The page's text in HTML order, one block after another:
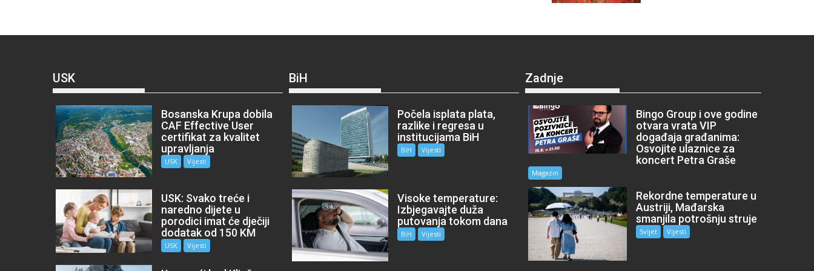
USK
Bosanska Krupa dobila
CAF Effective User
certifikat za kvalitet
upravljanja
USK Vijesti
USK: Svako treće i
naredno dijete u
porodici imat će dječiji
dodatak od 150 KM
USK Vijesti
BiH
Počela isplata plata,
razlike i regresa u
institucijama BiH
BiH Vijesti
Visoke temperature:
Izbjegavajte duža
putovanja tokom dana
BiH Vijesti
Zadnje
Bingo Group i ove godine
otvara vrata VIP
događaja građanima:
Osvojite ulaznice za
koncert Petra Graše
Magazin
Rekordne temperature u
Austriji, Mađarska
smanjila potrošnju struje
Svijet Vijesti